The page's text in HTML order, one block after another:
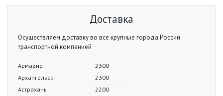
Доставка
Осуществляем доставку во все крупные города России
транспортной компанией
Армавир
2300
Архангельск
2300
Астрахань
2200